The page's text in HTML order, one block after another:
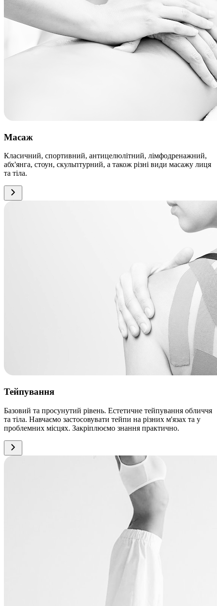
Масаж
Класичний, спортивний, антицелюлітний, лімфодренажний,
абх'янга, стоун, скульптурний, а також різні види масажу лиця
та тіла.
Тейпування
Базовий та просунутий рівень. Естетичне тейпування обличчя
та тіла. Навчаємо застосовувати тейпи на різних м'язах та у
проблемних місцях. Закріплюємо знання практично.